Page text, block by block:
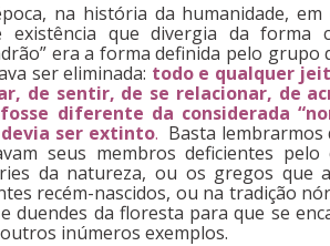
na história da humanidade,
que divergia da forma
era a forma definida pelo grupo
ser eliminada: todo e qualquer
de sentir, de se relacionar, de
diferente da considerada
ser extinto. Basta lembrarmos
seus membros deficientes pelo
da natureza, ou os gregos que
recém-nascidos, ou na tradição
duendes da floresta para que se
inúmeros exemplos.